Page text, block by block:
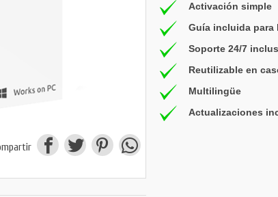
Activación simple
Guía incluida para
Soporte 24/7
Reutilizable en
Multilingüe
Actualizaciones